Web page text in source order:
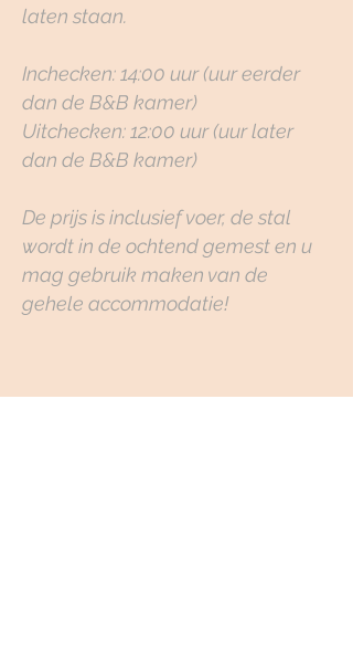
laten staan.
Inchecken: 14:00 uur (uur eerder
dan de B&B kamer)
Uitchecken: 12:00 uur (uur later
dan de B&B kamer)
De prijs is inclusief voer, de stal
wordt in de ochtend gemest en u
mag gebruik maken van de
gehele accommodatie!